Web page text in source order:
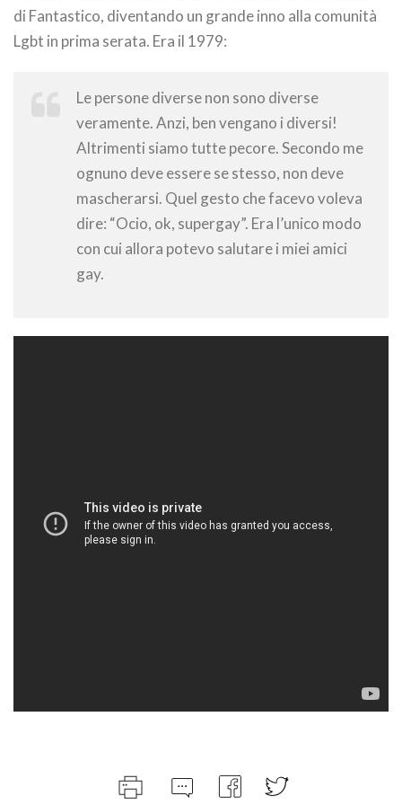
di Fantastico, diventando un grande inno alla comunità
Lgbt in prima serata. Era il 1979:
Le persone diverse non sono diverse
veramente. Anzi, ben vengano i diversi!
Altrimenti siamo tutte pecore. Secondo me
ognuno deve essere se stesso, non deve
mascherarsi. Quel gesto che facevo voleva
dire: “Ocio, ok, supergay”. Era l’unico modo
con cui allora potevo salutare i miei amici
gay.